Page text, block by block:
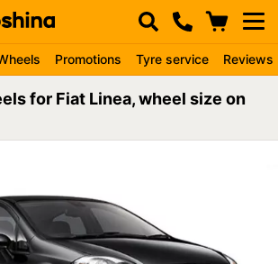
Promotions Tyre service Reviews
for Fiat Linea, wheel size on